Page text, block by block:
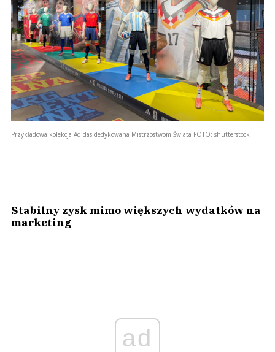
Przykładowa kolekcja Adidas dedykowana Mistrzostwom Świata FOTO: shutterstock
Stabilny zysk mimo większych wydatków na
marketing
ad